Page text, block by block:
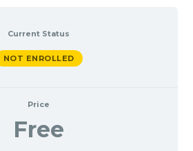
Current Status
NOT ENROLLED
Price
Free